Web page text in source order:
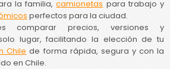
la familia,camionetas para trabajo y
perfectos para la ciudad.
comparar precios, versiones y
lugar, facilitando la elección de tu
Chile de forma rápida, segura y con la
en Chile.